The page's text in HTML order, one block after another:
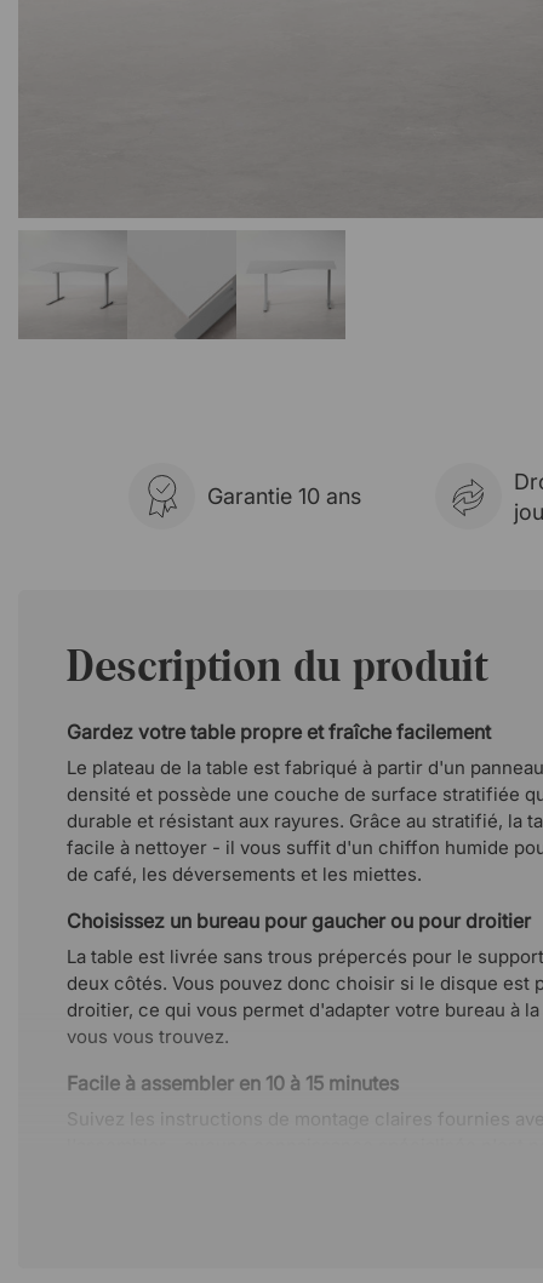
Garantie 10 ans
Description du produit
Gardez votre table propre et fraîche facilement
Le plateau de la table est fabriqué à partir d'un
densité et possède une couche de surface stratifiée
durable et résistant aux rayures. Grâce au stratifié, la
facile à nettoyer - il vous suffit d'un chiffon humide
de café, les déversements et les miettes.
Choisissez un bureau pour gaucher ou pour droitier
La table est livrée sans trous prépercés pour le
deux côtés. Vous pouvez donc choisir si le disque est
droitier, ce qui vous permet d'adapter votre bureau à
vous vous trouvez.
Facile à assembler en 10 à 15 minutes
Suivez les instructions de montage claires fournies